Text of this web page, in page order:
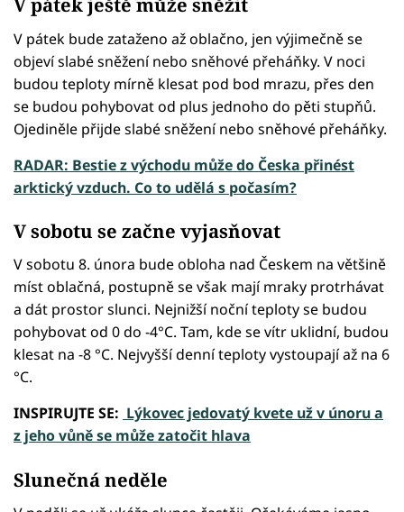
V pátek bude zataženo až oblačno, jen výjimečně se
objeví slabé sněžení nebo sněhové přeháňky. V noci
budou teploty mírně klesat pod bod mrazu, přes den
se budou pohybovat od plus jednoho do pěti stupňů.
Ojediněle přijde slabé sněžení nebo sněhové přeháňky.
RADAR: Bestie z východu může do Česka přinést
arktický vzduch. Co to udělá s počasím?
V sobotu se začne vyjasňovat
V sobotu 8. února bude obloha nad Českem na většině
míst oblačná, postupně se však mají mraky protrhávat
a dát prostor slunci. Nejnižší noční teploty se budou
pohybovat od 0 do -4°C. Tam, kde se vítr uklidní, budou
klesat na -8 °C. Nejvyšší denní teploty vystoupají až na 6
°C.
INSPIRUJTE SE: Lýkovec jedovatý kvete už v únoru a
z jeho vůně se může zatočit hlava
Slunečná neděle